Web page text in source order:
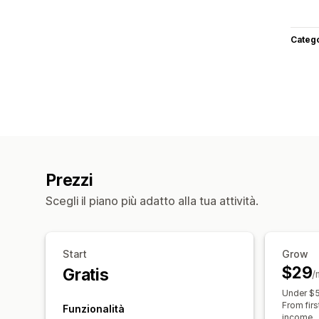
Prezzi
Scegli il piano più adatto alla tua attività.
Start
Gratis
Funzionalità
Grow
$29/
Under
From